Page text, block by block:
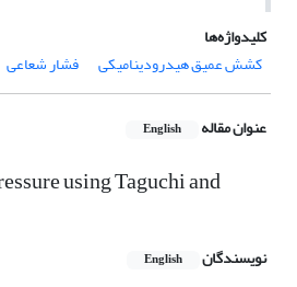
کلیدواژه‌ها
کشش عمیق هیدرودینامیکی
فشار شعاعی
عنوان مقاله English
using Taguchi and
نویسندگان English